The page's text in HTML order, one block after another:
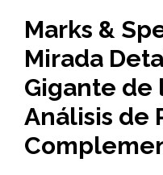
Marks &
Mirada
Gigante de
Análisis de